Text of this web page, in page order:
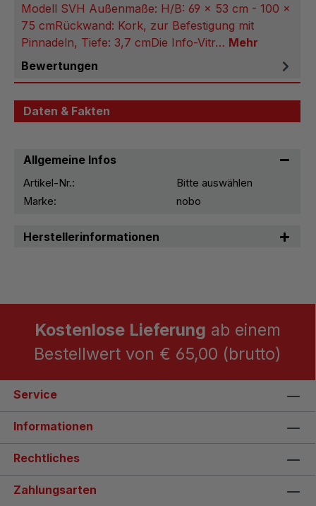
Modell SVH Außenmaße: H/B: 69 x 53 cm - 100 x
75 cmRückwand: Kork, zur Befestigung mit
Pinnadeln, Tiefe: 3,7 cmDie Info-Vitr… Mehr
Bewertungen
Daten & Fakten
Allgemeine Infos
Artikel-Nr.:
Bitte auswählen
Marke:
nobo
Herstellerinformationen
Kostenlose Lieferung ab einem
Bestellwert von € 65,00 (brutto)
Service
Informationen
Rechtliches
Zahlungsarten